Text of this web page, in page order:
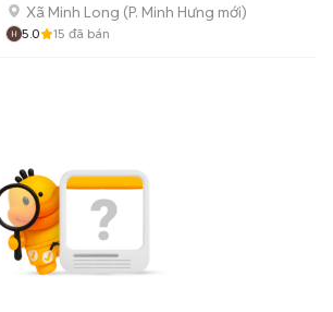
Xã Minh Long (P. Minh Hưng mới)
5.0 15 đã bán